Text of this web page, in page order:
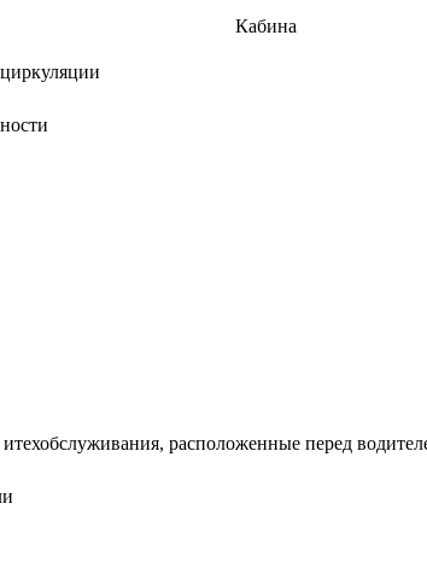
Кабина
расположенные перед